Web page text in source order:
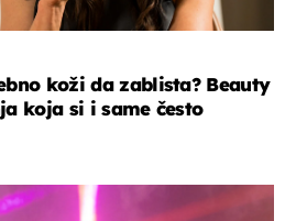
koži da zablista? Beauty
koja si i same često